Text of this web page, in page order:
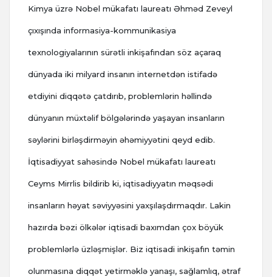
Kimya üzrə Nobel mükafatı laureatı Əhməd Zeveyl
çıxışında informasiya-kommunikasiya
texnologiyalarının sürətli inkişafından söz açaraq
dünyada iki milyard insanın internetdən istifadə
etdiyini diqqətə çatdırıb, problemlərin həllində
dünyanın müxtəlif bölgələrində yaşayan insanların
səylərini birləşdirməyin əhəmiyyətini qeyd edib.
İqtisadiyyat sahəsində Nobel mükafatı laureatı
Ceyms Mirrlis bildirib ki, iqtisadiyyatın məqsədi
insanların həyat səviyyəsini yaxşılaşdırmaqdır. Lakin
hazırda bəzi ölkələr iqtisadi baxımdan çox böyük
problemlərlə üzləşmişlər. Biz iqtisadi inkişafın təmin
olunmasına diqqət yetirməklə yanaşı, sağlamlıq, ətraf